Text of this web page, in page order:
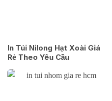
In Túi Nilong Hạt Xoài Giá
Rẻ Theo Yêu Cầu